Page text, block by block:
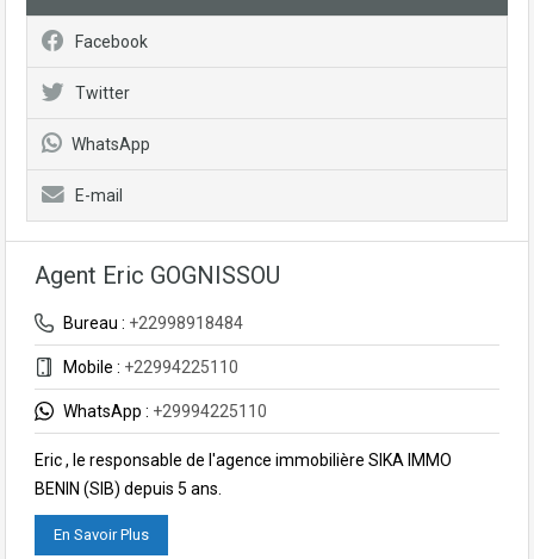
Facebook
Twitter
WhatsApp
E-mail
Agent Eric GOGNISSOU
Bureau : +22998918484
Mobile : +22994225110
WhatsApp : +29994225110
Eric , le responsable de l'agence immobilière SIKA IMMO
BENIN (SIB) depuis 5 ans.
En Savoir Plus